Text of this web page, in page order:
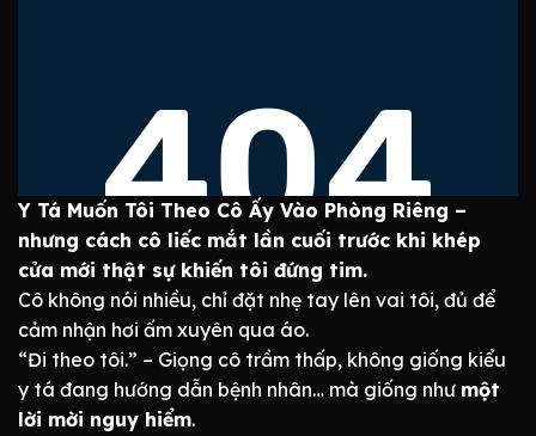
Y Tá Muốn Tôi Theo Cô Ấy Vào Phòng Riêng –
nhưng cách cô liếc mắt lần cuối trước khi khép
cửa mới thật sự khiến tôi đứng tim.
Cô không nói nhiều, chỉ đặt nhẹ tay lên vai tôi, đủ để
cảm nhận hơi ấm xuyên qua áo.
“Đi theo tôi.” – Giọng cô trầm thấp, không giống kiểu
y tá đang hướng dẫn bệnh nhân… mà giống như một
lời mời nguy hiểm.